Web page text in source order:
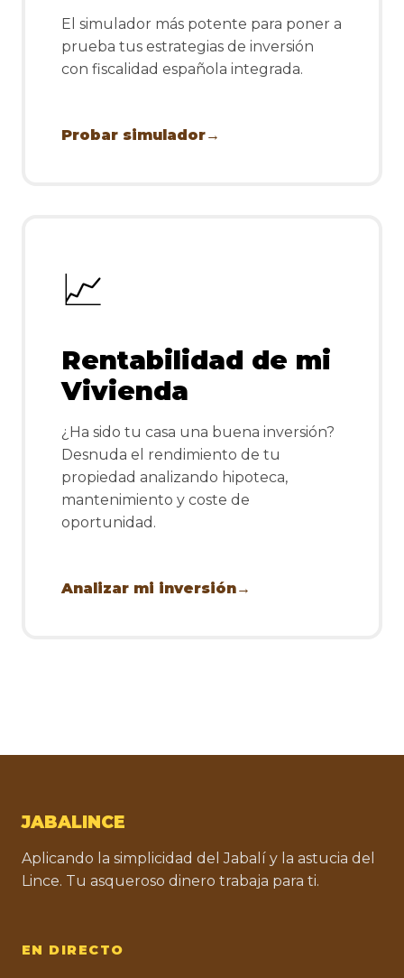
El simulador más potente para poner a
prueba tus estrategias de inversión
con fiscalidad española integrada.
Probar simulador→
📈
Rentabilidad de mi
Vivienda
¿Ha sido tu casa una buena inversión?
Desnuda el rendimiento de tu
propiedad analizando hipoteca,
mantenimiento y coste de
oportunidad.
Analizar mi inversión→
JABALINCE
Aplicando la simplicidad del Jabalí y la astucia del
Lince. Tu asqueroso dinero trabaja para ti.
EN DIRECTO